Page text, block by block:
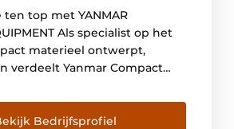
top met YANMAR
Als specialist op het
materieel ontwerpt,
verdeelt Yanmar Compact
en midigravers, compacte
brekers en accessoires,
Bedrijfsprofiel